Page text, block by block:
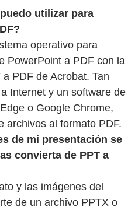
utilizar para
operativo para
PowerPoint a PDF con la
PDF de Acrobat. Tan
Internet y un software de
o Google Chrome,
archivos al formato PDF.
de mi presentación se
convierta de PPT a
y las imágenes del
de un archivo PPTX o